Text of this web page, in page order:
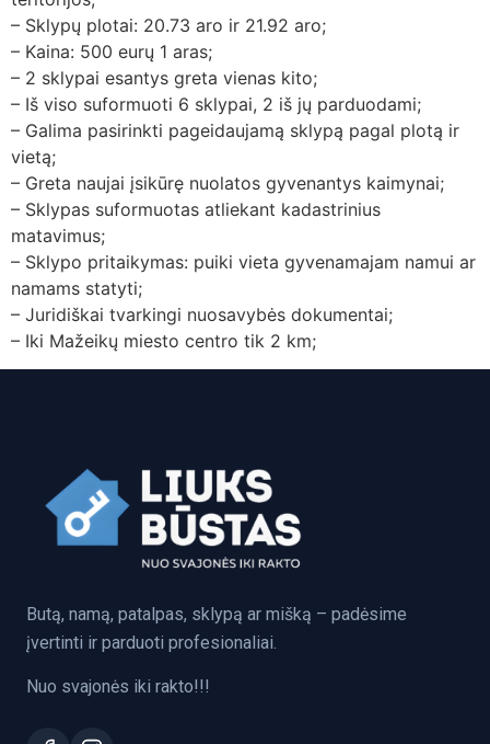
– Sklypų plotai: 20.73 aro ir 21.92 aro;
– Kaina: 500 eurų 1 aras;
– 2 sklypai esantys greta vienas kito;
– Iš viso suformuoti 6 sklypai, 2 iš jų parduodami;
– Galima pasirinkti pageidaujamą sklypą pagal plotą ir
vietą;
– Greta naujai įsikūrę nuolatos gyvenantys kaimynai;
– Sklypas suformuotas atliekant kadastrinius
matavimus;
– Sklypo pritaikymas: puiki vieta gyvenamajam namui ar
namams statyti;
– Juridiškai tvarkingi nuosavybės dokumentai;
– Iki Mažeikų miesto centro tik 2 km;
Butą, namą, patalpas, sklypą ar mišką – padėsime
įvertinti ir parduoti profesionaliai.
Nuo svajonės iki rakto!!!